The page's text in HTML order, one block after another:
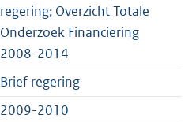
regering; Overzicht Totale
Onderzoek Financiering
2008-2014
Brief regering
2009-2010